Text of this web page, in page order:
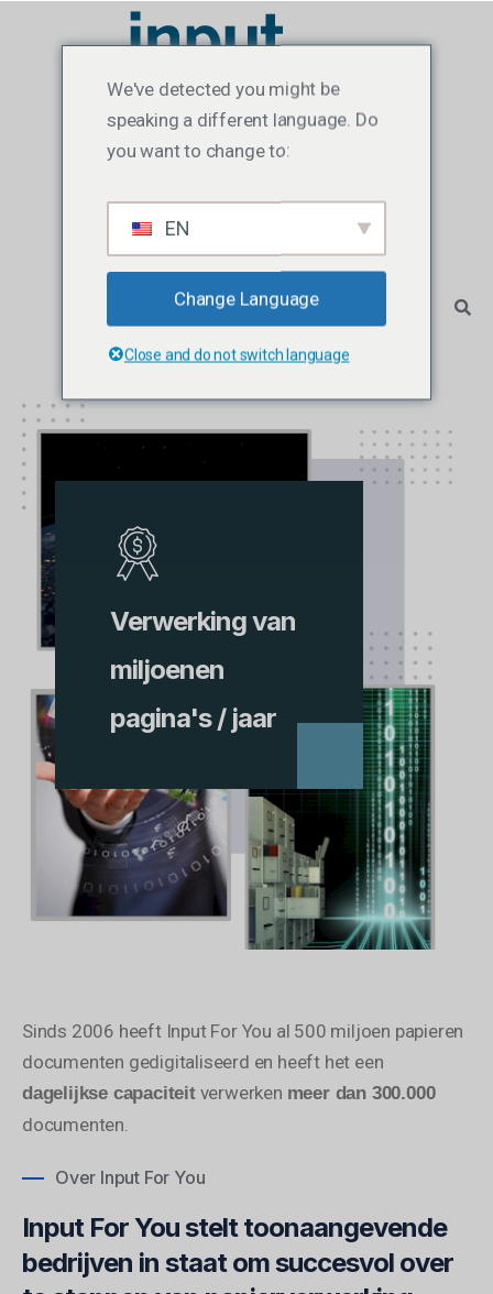
Verwerking van
miljoenen
pagina's / jaar
Sinds 2006 heeft Input For You al 500 miljoen papieren
documenten gedigitaliseerd en heeft het een
dagelijkse capaciteitverwerken meer dan 300.000
documenten.
Over Input For You
Input For You stelt toonaangevende
bedrijven in staat om succesvol over
We've detected you might be
speaking a different language. Do
you want to change to:
EN
Change Language
Close and do not switch language